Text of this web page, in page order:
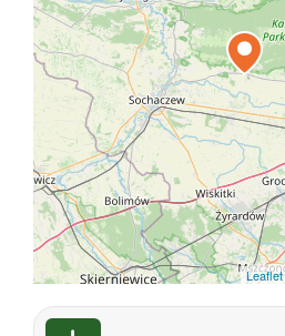
Leaflet